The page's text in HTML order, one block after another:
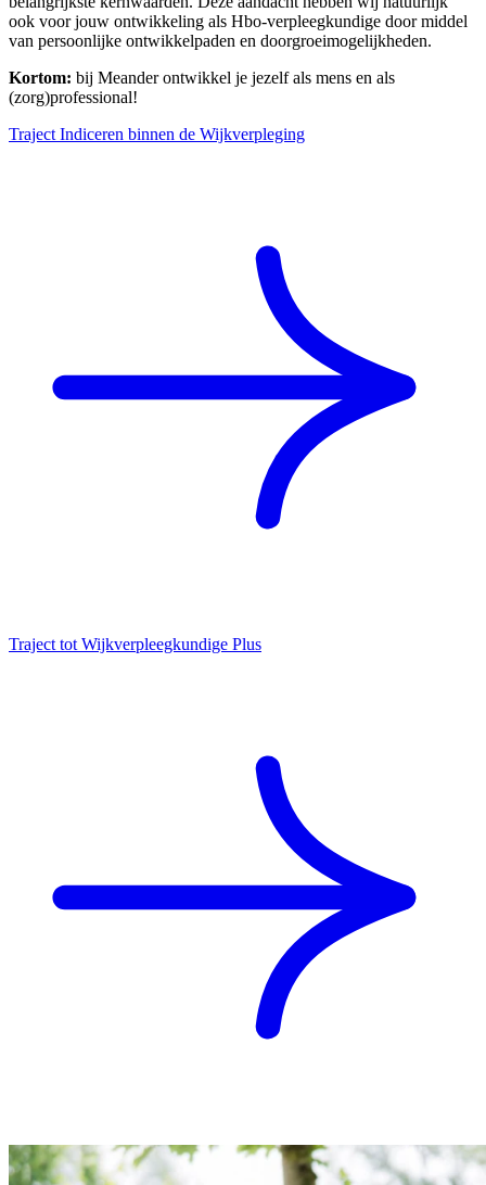
ook voor jouw ontwikkeling als Hbo-verpleegkundige door middel
van persoonlijke ontwikkelpaden en doorgroeimogelijkheden.
Kortom: bij Meander ontwikkel je jezelf als mens en als
(zorg)professional!
Traject Indiceren binnen de Wijkverpleging
Traject tot Wijkverpleegkundige Plus